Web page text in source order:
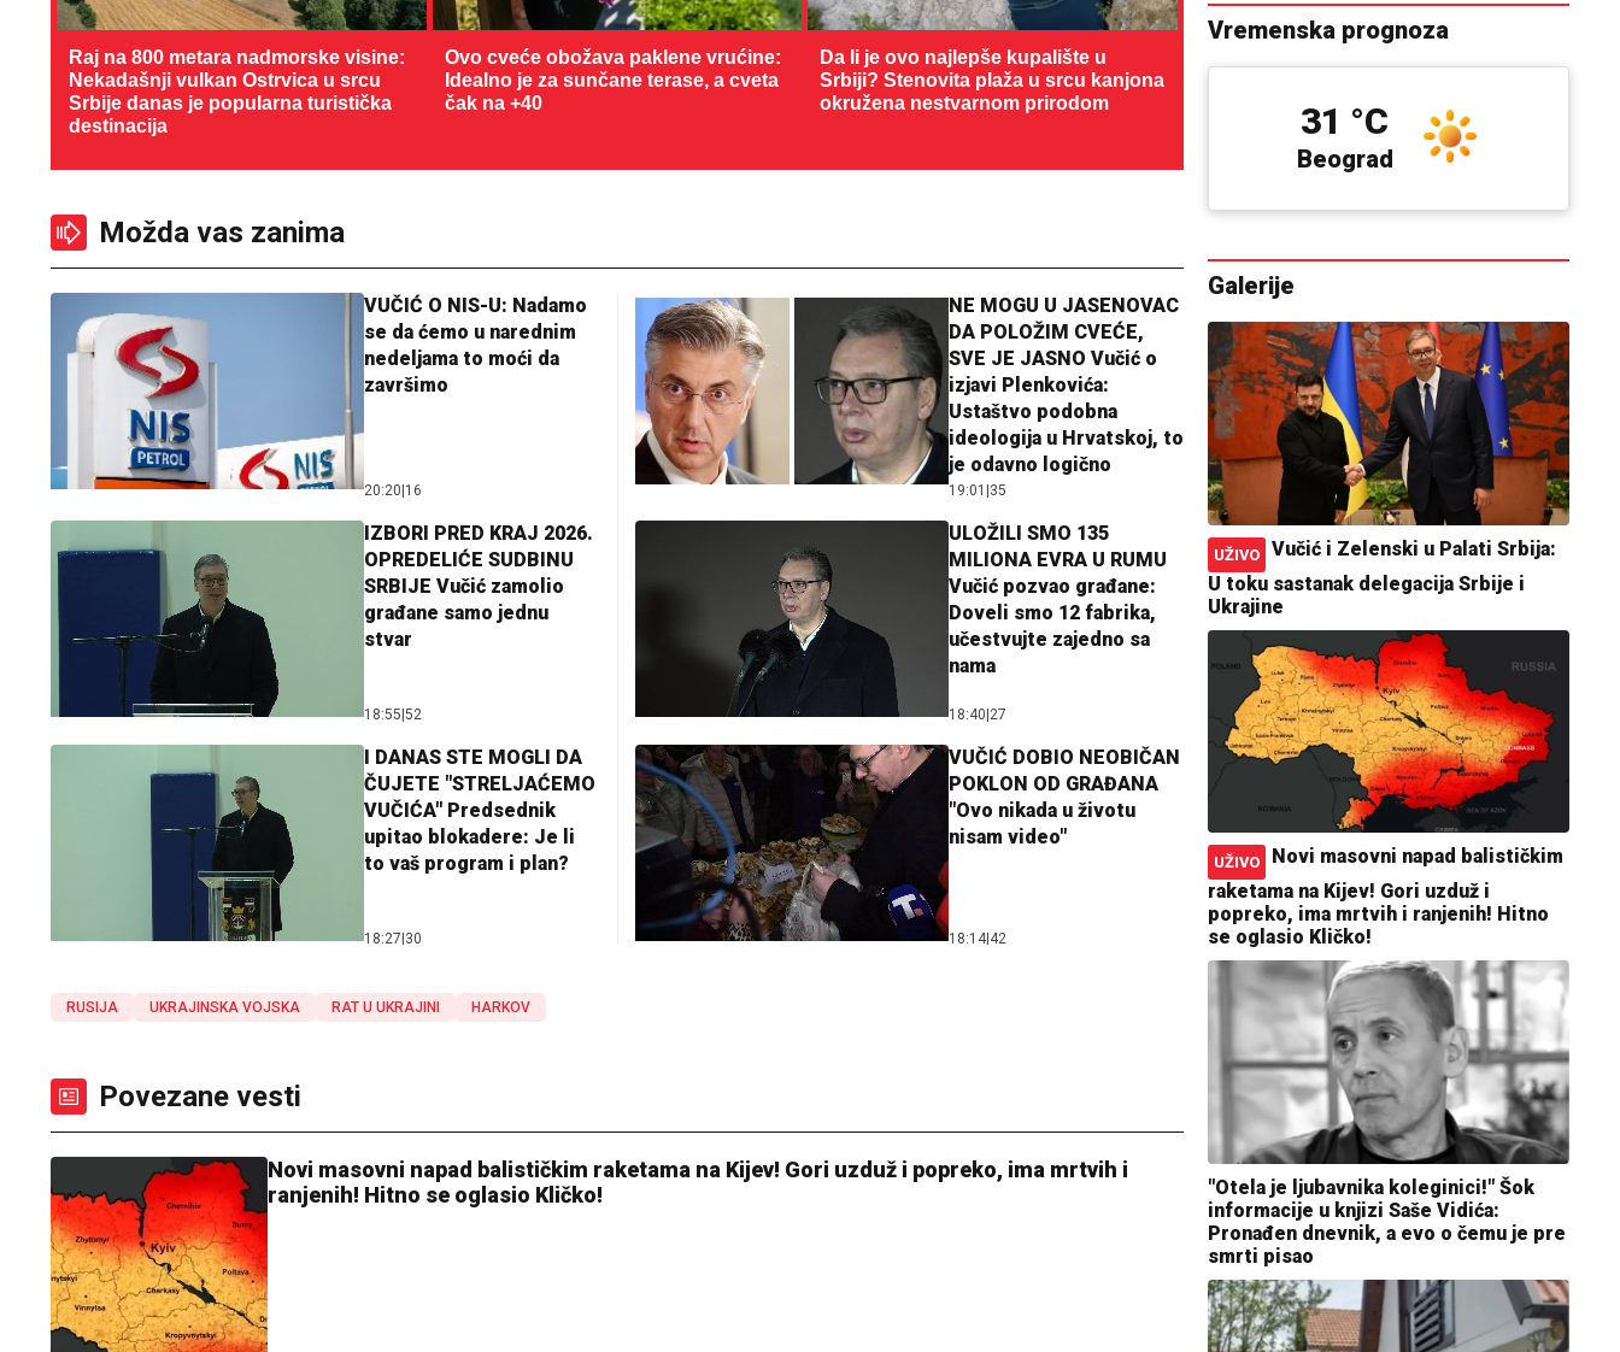
Raj na 800 metara nadmorske visine:
Nekadašnji vulkan Ostrvica u srcu
Srbije danas je popularna turistička
destinacija
Ovo cveće obožava paklene vrućine:
Idealno je za sunčane terase, a cveta
čak na +40
Da li je ovo najlepše kupalište u
Srbiji? Stenovita plaža u srcu kanjona
okružena nestvarnom prirodom
Možda vas zanima
VUČIĆ O NIS-U: Nadamo
se da ćemo u narednim
nedeljama to moći da
završimo
20:20 16
NE MOGU U JASENOVAC
DA POLOŽIM CVEĆE,
SVE JE JASNO Vučić o
izjavi Plenkovića:
Ustaštvo podobna
ideologija u Hrvatskoj, to
je odavno logično
19:01 35
IZBORI PRED KRAJ 2026.
OPREDELIĆE SUDBINU
SRBIJE Vučić zamolio
građane samo jednu
stvar
18:55 52
ULOŽILI SMO 135
MILIONA EVRA U RUMU
Vučić pozvao građane:
Doveli smo 12 fabrika,
učestvujte zajedno sa
nama
18:40 27
I DANAS STE MOGLI DA
ČUJETE "STRELJAĆEMO
VUČIĆA" Predsednik
upitao blokadere: Je li
to vaš program i plan?
18:27 30
VUČIĆ DOBIO NEOBIČAN
POKLON OD GRAĐANA
"Ovo nikada u životu
nisam video"
18:14 42
RUSIJA UKRAJINSKA VOJSKA RAT U UKRAJINI HARKOV
Povezane vesti
Novi masovni napad balističkim raketama na Kijev! Gori uzduž i popreko, ima mrtvih i
ranjenih! Hitno se oglasio Kličko!
Vremenska prognoza
28 °C
Beograd
31 °C
Galerije
UŽIVO
Vučić i Zelenski u Palati Srbija:
U toku sastanak delegacija Srbije i
Ukrajine
UŽIVO
Novi masovni napad balističkim
raketama na Kijev! Gori uzduž i
popreko, ima mrtvih i ranjenih! Hitno
se oglasio Kličko!
"Otela je ljubavnika koleginici!" Šok
informacije u knjizi Saše Vidića:
Pronađen dnevnik, a evo o čemu je pre
smrti pisao